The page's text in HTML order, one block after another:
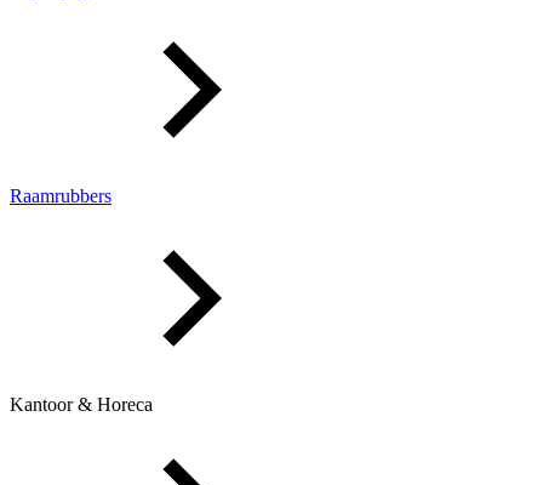
Raamrubbers
Kantoor & Horeca